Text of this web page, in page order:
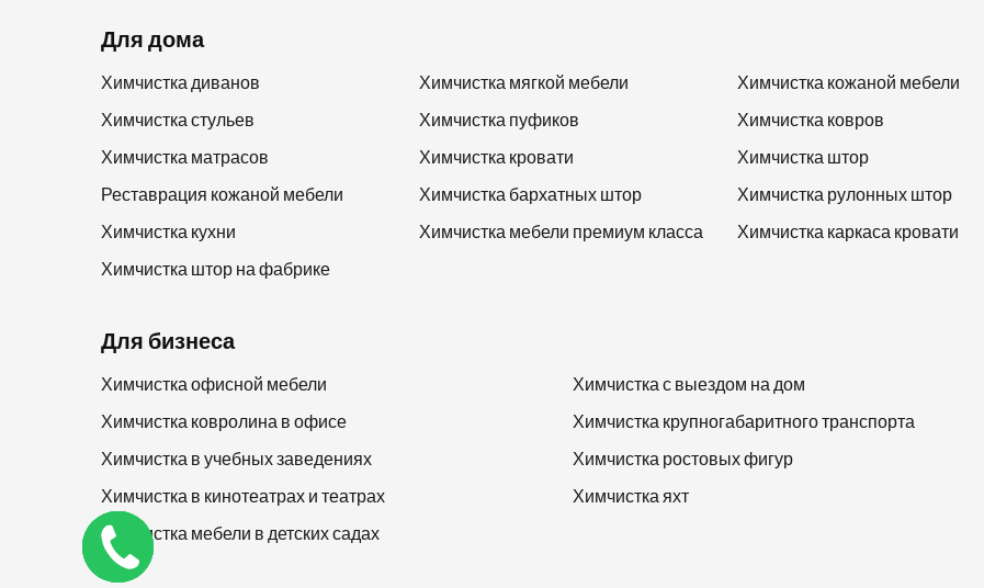
Для дома
Химчистка диванов Химчистка мягкой мебели Химчистка кожаной мебели
Химчистка стульев
Химчистка пуфиков Химчистка ковров
Химчистка матрасов
Химчистка кровати Химчистка штор
Реставрация кожаной мебели
Химчистка бархатных штор Химчистка рулонных штор
Химчистка кухни
Химчистка мебели премиум класса Химчистка каркаса кровати
Химчистка штор на фабрике
Для бизнеса
Химчистка офисной мебели
Химчистка с выездом на дом
Химчистка ковролина в офисе
Химчистка крупногабаритного транспорта
Химчистка в учебных заведениях
Химчистка ростовых фигур
Химчистка в кинотеатрах и театрах
Химчистка яхт
Химчистка мебели в детских садах
Заказать
звонок